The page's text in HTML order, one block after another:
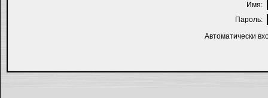
Имя:
Пароль:
Автоматически